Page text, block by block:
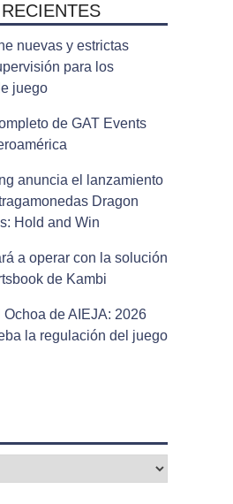
nuevas y estrictas
para los
juego
de GAT Events
anuncia el lanzamiento
Dragon
Hold and Win
a operar con la solución
de Kambi
Ochoa de AIEJA: 2026
la regulación del juego